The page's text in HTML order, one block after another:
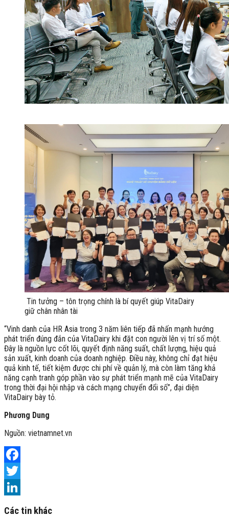
Tin tưởng – tôn trọng chính là bí quyết giúp VitaDairy
giữ chân nhân tài
“Vinh danh của HR Asia trong 3 năm liên tiếp đã nhấn mạnh hướng
phát triển đúng đắn của VitaDairy khi đặt con người lên vị trí số một.
Đây là nguồn lực cốt lõi, quyết định năng suất, chất lượng, hiệu quả
sản xuất, kinh doanh của doanh nghiệp. Điều này, không chỉ đạt hiệu
quả kinh tế, tiết kiệm được chi phí về quản lý, mà còn làm tăng khả
năng cạnh tranh góp phần vào sự phát triển mạnh mẽ của VitaDairy
trong thời đại hội nhập và cách mạng chuyển đổi số”, đại diện
VitaDairy bày tỏ.
Phương Dung
Nguồn: vietnamnet.vn
Facebook
Twitter
Các tin khác